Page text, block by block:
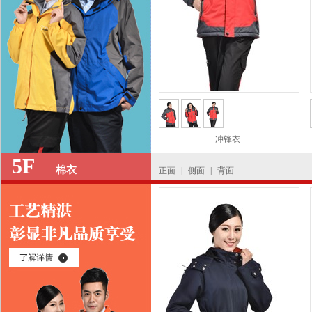
冲锋衣
5F 棉衣 正面 侧面 背面